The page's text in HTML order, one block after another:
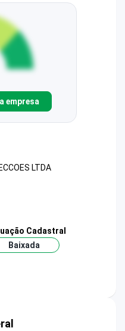
empresa
LTDA
Cadastral
Baixada